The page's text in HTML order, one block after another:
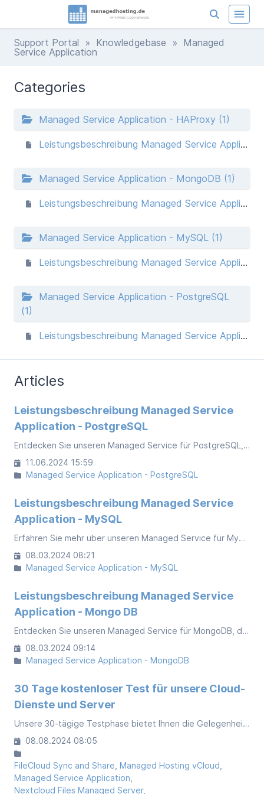
Support Portal » Knowledgebase » Managed
Service Application
Categories
Managed Service Application - HAProxy (1)
Leistungsbeschreibung Managed Service Application - HAProxy Loadbalancer
Managed Service Application - MongoDB (1)
Leistungsbeschreibung Managed Service Application - Mongo DB
Managed Service Application - MySQL (1)
Leistungsbeschreibung Managed Service Application - MySQL
Managed Service Application - PostgreSQL
(1)
Leistungsbeschreibung Managed Service Application - PostgreSQL
Articles
Leistungsbeschreibung Managed Service
Application - PostgreSQL
Entdecken Sie unseren Managed Service für PostgreSQL, die führende objektrelationale SQL-Datenbank. Wir bieten skalierbare Lösungen für Single-Server oder Cluster-Setups.
11.06.2024 15:59
Managed Service Application - PostgreSQL
Leistungsbeschreibung Managed Service
Application - MySQL
Erfahren Sie mehr über unseren Managed Service für MySQL-Datenbanken. Wir bieten eine maßgeschneiderte Lösung mit optimierter Infrastruktur, Sicherheitsfunktionen und Support für eine reibungslose Betriebsführung Ihrer MySQL-Datenbanken.
08.03.2024 08:21
Managed Service Application - MySQL
Leistungsbeschreibung Managed Service
Application - Mongo DB
Entdecken Sie unseren Managed Service für MongoDB, die führende dokumentenorientierte NoSQL-Datenbank. Wir bieten skalierbare Lösungen für Single-Server oder Cluster-Setups.
08.03.2024 09:14
Managed Service Application - MongoDB
30 Tage kostenloser Test für unsere Cloud-
Dienste und Server
Unsere 30-tägige Testphase bietet Ihnen die Gelegenheit, unsere Cloud-Dienste und Server ohne Risiko auszuprobieren. Während dieser Zeit können Sie von der Performance, Zuverlässigkeit und Benutzerfreundlichkeit unserer Angebote überzeugen.
08.08.2024 08:05
FileCloud Sync and Share Managed Hosting vCloud
Managed Service Application
Nextcloud Files Managed Server